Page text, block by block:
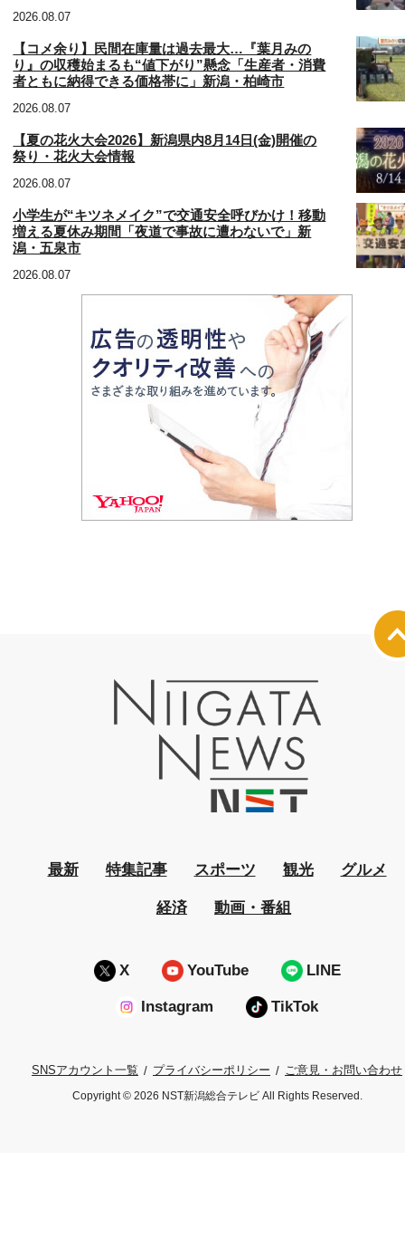
2026.08.07
【コメ余り】民間在庫量は過去最大…『葉月みの
り』の収穫始まるも“値下がり”懸念「生産者・消費
者ともに納得できる価格帯に」新潟・柏崎市
2026.08.07
【夏の花火大会2026】新潟県内8月14日(金)開催の
祭り・花火大会情報
2026.08.07
小学生が“キツネメイク”で交通安全呼びかけ！移動
増える夏休み期間「夜道で事故に遭わないで」新
潟・五泉市
2026.08.07
最新 特集記事 スポーツ 観光 グルメ
経済 動画・番組
X YouTube LINE
Instagram TikTok
SNSアカウント一覧 プライバシーポリシー ご意見・お問い合わせ
Copyright © 2026 NST新潟総合テレビ All Rights Reserved.